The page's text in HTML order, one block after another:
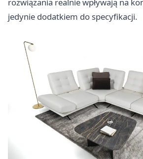
rozwiązania realnie wpływają na
jedynie dodatkiem do specyfikacji.